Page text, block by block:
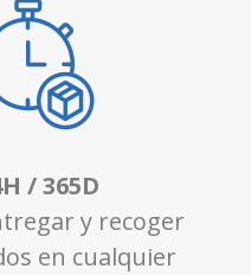
/ 365D
y recoger
en cualquier